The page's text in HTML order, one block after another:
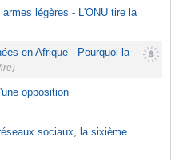
armes légères - L'ONU tire la
en Afrique - Pourquoi la
opposition
sociaux, la sixième